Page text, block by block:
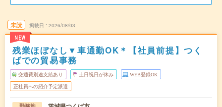
未読
NEW
掲載日 2026/08/03
残業ほぼなし▼車通勤OK＊【社員前提】つく
ばでの貿易事務
交通費別途支給あり 土日祝日が休み WEB登録OK
正社員への紹介予定派遣